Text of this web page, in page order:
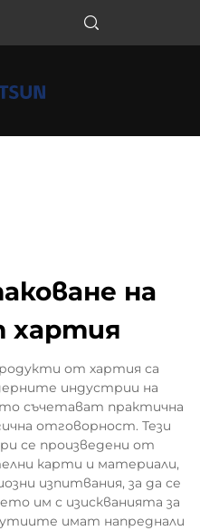
на
хартия
от хартия са
индустрии на
съчетават практична
отговорност. Тези
се произведени от
карти и материали,
изпитвания, за да се
им с изискванията за
имат напреднали